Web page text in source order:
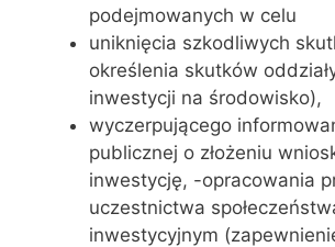
podejmowanych w celu
uniknięcia szkodliwych
określenia skutków
inwestycji na środowisko),
wyczerpującego
publicznej o złożeniu
inwestycję, -opracowania
uczestnictwa
inwestycyjnym